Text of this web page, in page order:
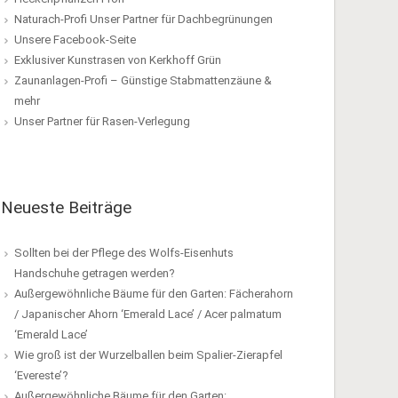
Naturach-Profi Unser Partner für Dachbegrünungen
Unsere Facebook-Seite
Exklusiver Kunstrasen von Kerkhoff Grün
Zaunanlagen-Profi – Günstige Stabmattenzäune &
mehr
Unser Partner für Rasen-Verlegung
Neueste Beiträge
Sollten bei der Pflege des Wolfs-Eisenhuts
Handschuhe getragen werden?
Außergewöhnliche Bäume für den Garten: Fächerahorn
/ Japanischer Ahorn ‘Emerald Lace’ / Acer palmatum
‘Emerald Lace’
Wie groß ist der Wurzelballen beim Spalier-Zierapfel
‘Evereste’?